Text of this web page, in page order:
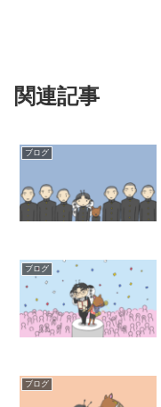
関連記事
ブログ
ブログ
ブログ